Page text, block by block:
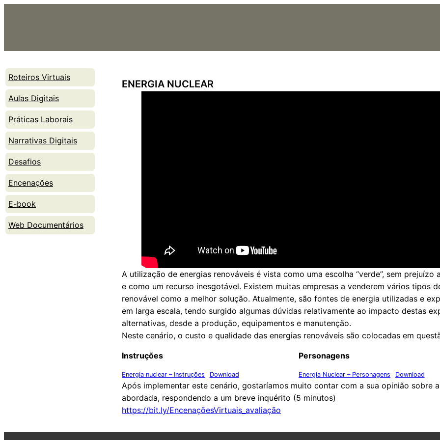
Roteiros Virtuais
Aulas Digitais
Práticas Laborais
Narrativas Digitais
Desafios
Encenações
E-book
Web Documentários
ENERGIA NUCLEAR
A utilização de energias renováveis é vista como uma escolha “verde”, sem prejuízo
e como um recurso inesgotável. Existem muitas empresas a venderem vários tipos
renovável como a melhor solução. Atualmente, são fontes de energia utilizadas e
em larga escala, tendo surgido algumas dúvidas relativamente ao impacto destas
alternativas, desde a produção, equipamentos e manutenção.
Neste cenário, o custo e qualidade das energias renováveis são colocadas em
Instruções Personagens
Energia nuclear – Instruções Download Energia Nuclear – Personagens Download
Após implementar este cenário, gostaríamos muito contar com a sua opinião sobre
abordada, respondendo a um breve inquérito (5 minutos)
https://bit.ly/EncenaçõesVirtuais_avaliação